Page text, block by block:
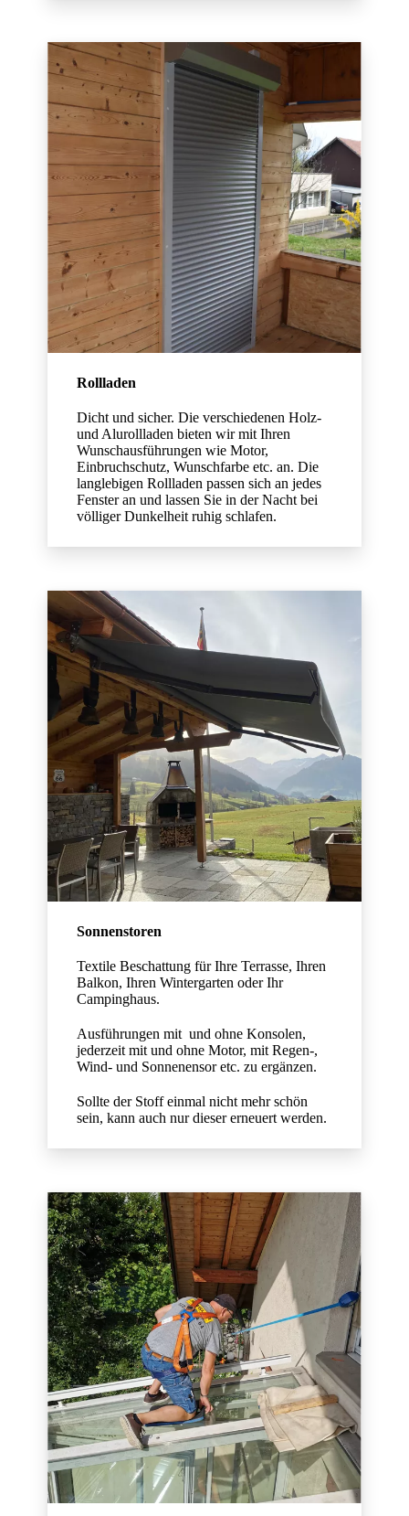
Rollladen
Dicht und sicher. Die verschiedenen Holz-
und Alurollladen bieten wir mit Ihren
Wunschausführungen wie Motor,
Einbruchschutz, Wunschfarbe etc. an. Die
langlebigen Rollladen passen sich an jedes
Fenster an und lassen Sie in der Nacht bei
völliger Dunkelheit ruhig schlafen.
Sonnenstoren
Textile Beschattung für Ihre Terrasse, Ihren
Balkon, Ihren Wintergarten oder Ihr
Campinghaus.
Ausführungen mit und ohne Konsolen,
jederzeit mit und ohne Motor, mit Regen-,
Wind- und Sonnenensor etc. zu ergänzen.
Sollte der Stoff einmal nicht mehr schön
sein, kann auch nur dieser erneuert werden.